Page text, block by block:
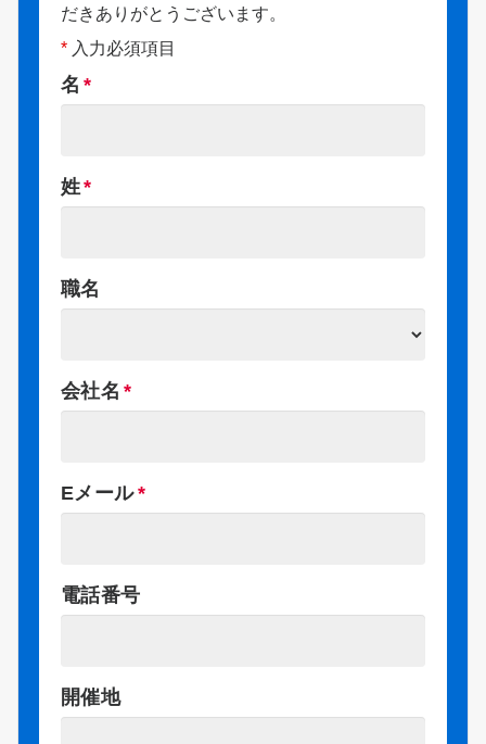
だきありがとうございます。
* 入力必須項目
名
姓
職名
会社名
Eメール
電話番号
開催地